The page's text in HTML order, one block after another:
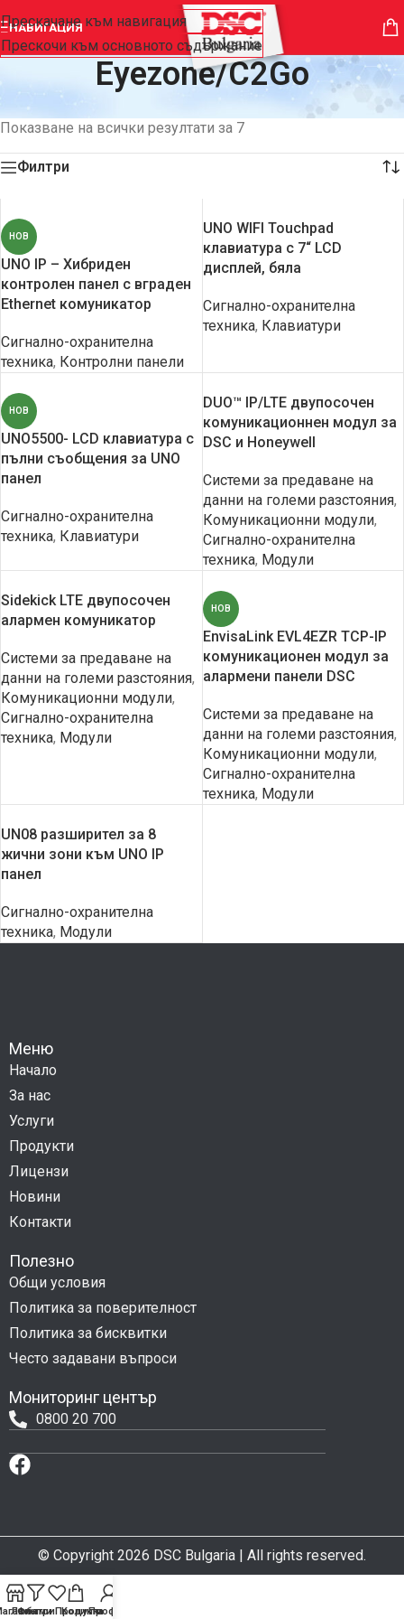
Прескачане към навигация
Прескочи към основното съдържание
НАВИГАЦИЯ
Eyezone/C2Go
Начало
Показване на всички резултати за 7
Филтри
НОВ
UNO IP – Хибриден
контролен панел с вграден
Еthernet комуникатор
Сигнално-охранителна
техника, Контролни панели
UNO WIFI Touchpad
клавиатура с 7“ LCD
дисплей, бяла
Сигнално-охранителна
техника, Клавиатури
НОВ
UNO5500- LCD клавиатура с
пълни съобщения за UNO
панел
Сигнално-охранителна
техника, Клавиатури
DUO™ IP/LTE двупосочен
комуникационнен модул за
DSC и Honeywell
Системи за предаване на
данни на големи разстояния,
Комуникационни модули,
Сигнално-охранителна
техника, Модули
Sidekick LTE двупосочен
алармен комуникатор
Системи за предаване на
данни на големи разстояния,
Комуникационни модули,
Сигнално-охранителна
техника, Модули
НОВ
EnvisaLink EVL4EZR TCP-IP
комуникационен модул за
алармени панели DSC
Системи за предаване на
данни на големи разстояния,
Комуникационни модули,
Сигнално-охранителна
техника, Модули
UN08 разширител за 8
жични зони към UNO IP
панел
Сигнално-охранителна
техника, Модули
Меню
Начало
За нас
Услуги
Продукти
Лицензи
Новини
Контакти
Полезно
Общи условия
Политика за поверителност
Политика за бисквитки
Често задавани въпроси
Мониторинг център
0800 20 700
© Copyright 2026 DSC Bulgaria | All rights reserved.
Филтри
Любими Продукти
КоличкаПрофил